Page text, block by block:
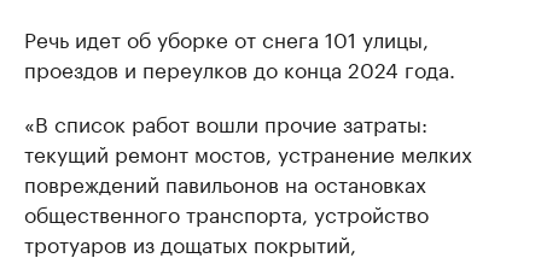
Речь идет об уборке от снега 101 улицы,
проездов и переулков до конца 2024 года.
«В список работ вошли прочие затраты:
текущий ремонт мостов, устранение мелких
повреждений павильонов на остановках
общественного транспорта, устройство
тротуаров из дощатых покрытий,